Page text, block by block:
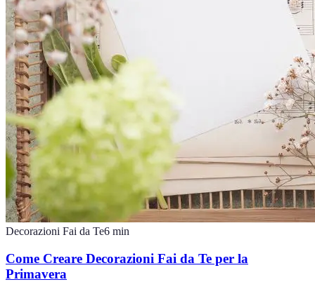
Decorazioni Fai da Te6 min
Come Creare Decorazioni Fai da Te per la
Primavera